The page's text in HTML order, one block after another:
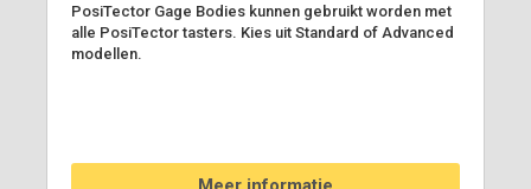
PosiTector Gage Bodies kunnen gebruikt worden met
alle PosiTector tasters. Kies uit Standard of Advanced
modellen.